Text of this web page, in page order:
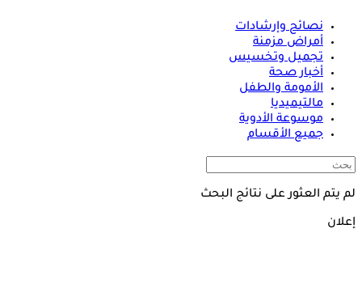
نصائح وإرشادات
أمراض مزمنة
تجميل وتخسيس
أخبار صحة
الأمومة والطفل
مالتيميديا
موسوعة الأدوية
جميع الأقسام
لم يتم العثور على نتائج البحث
إعلان